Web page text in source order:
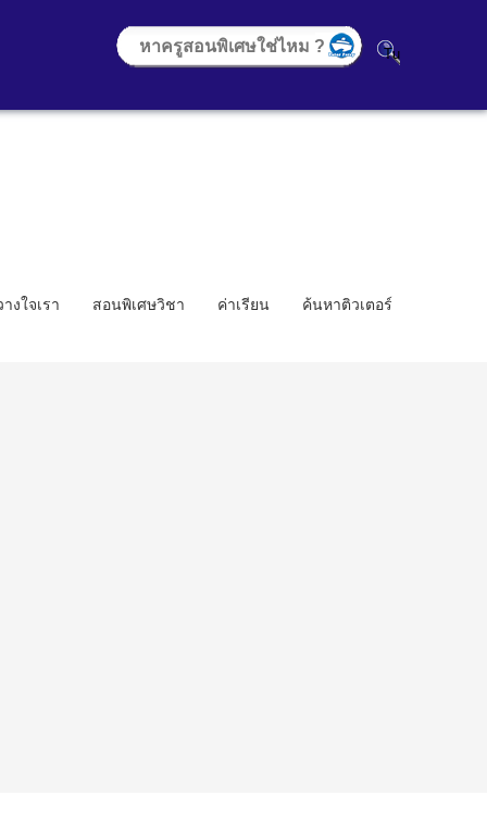
งใจเรา สอนพิเศษวิชา ค่าเรียน ค้นหาติวเตอร์